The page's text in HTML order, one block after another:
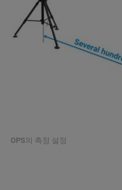
OPS의 측정 설정